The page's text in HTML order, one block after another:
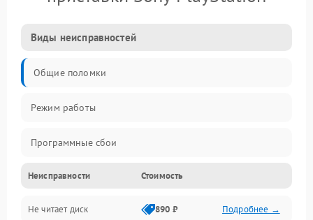
Виды неисправностей
Общие поломки
Режим работы
Программные сбои
Видео и HDMI
Звук и аудиовыходы
Неисправности Стоимость
Не читает диск 890 ₽ Подробнее →